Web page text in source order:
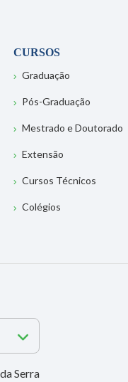
CURSOS
Graduação
Pós-Graduação
Mestrado e Doutorado
Extensão
Cursos Técnicos
Colégios
Serra